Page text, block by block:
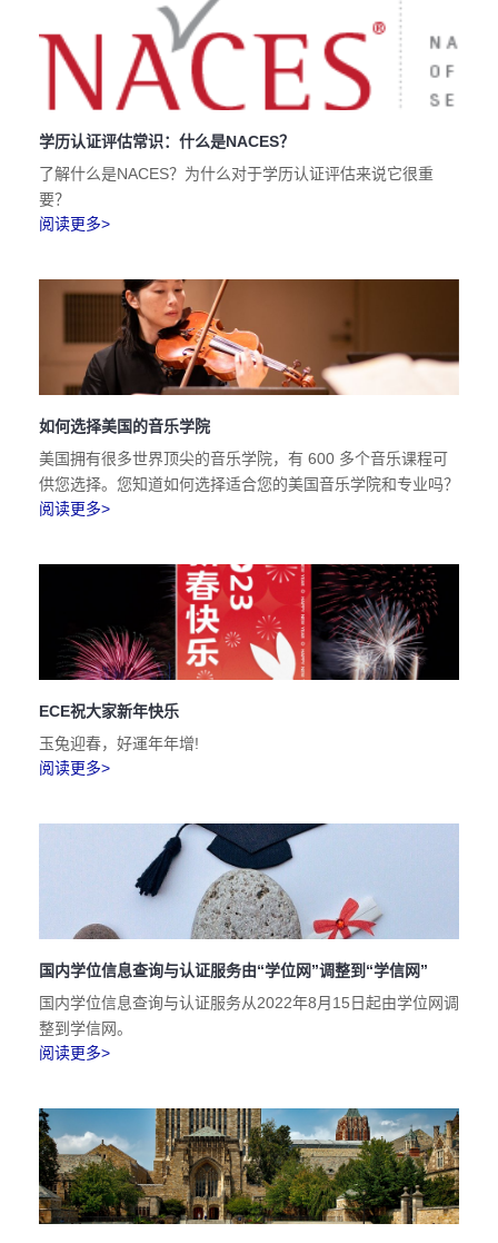
学历认证评估常识：什么是NACES？
了解什么是NACES？为什么对于学历认证评估来说它很重
要？
阅读更多>
如何选择美国的音乐学院
美国拥有很多世界顶尖的音乐学院，有 600 多个音乐课程可
供您选择。您知道如何选择适合您的美国音乐学院和专业吗？
阅读更多>
ECE祝大家新年快乐
玉兔迎春，好運年年增!
阅读更多>
国内学位信息查询与认证服务由“学位网”调整到“学信网”
国内学位信息查询与认证服务从2022年8月15日起由学位网调
整到学信网。
阅读更多>